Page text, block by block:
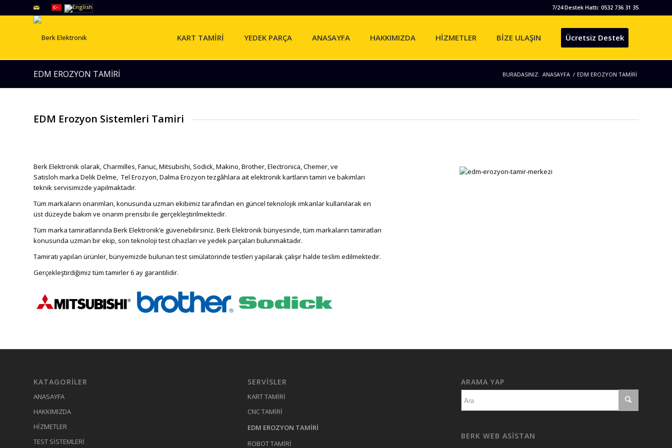
7/24 Destek Hattı: 0532 736 31 35
KART TAMİRİ YEDEK PARÇA ANASAYFA HAKKIMIZDA HİZMETLER BİZE ULAŞIN Ücretsiz Destek
EDM EROZYON TAMİRİ BURADASINIZ: ANASAYFA / EDM EROZYON TAMİRİ
EDM Erozyon Sistemleri Tamiri
Berk Elektronik olarak, Charmilles, Fanuc, Mitsubishi, Sodick, Makino, Brother, Electronica, Chemer, ve
Satisloh marka Delik Delme, Tel Erozyon, Dalma Erozyon tezgâhlara ait elektronik kartların tamiri ve bakımları
teknik servisimizde yapılmaktadır.
Tüm markaların onarımları, konusunda uzman ekibimiz tarafından en güncel teknolojik imkanlar kullanılarak en
üst düzeyde bakım ve onarım prensibi ile gerçekleştirilmektedir.
Tüm marka tamiratlarında Berk Elektronik’e güvenebilirsiniz. Berk Elektronik bünyesinde, tüm markaların tamiratları
konusunda uzman bir ekip, son teknoloji test cihazları ve yedek parçaları bulunmaktadır.
Tamiratı yapılan ürünler, bünyemizde bulunan test simülatörinde testleri yapılarak çalışır halde teslim edilmektedir.
Gerçekleştirdiğimiz tüm tamirler 6 ay garantilidir.
KATAGORILER
ANASAYFA
HAKKIMIZDA
HİZMETLER
TEST SİSTEMLERİ
SERVISLER
KART TAMİRİ
CNC TAMİRİ
EDM EROZYON TAMİRİ
ROBOT TAMİRİ
ARAMA YAP
BERK WEB ASISTAN